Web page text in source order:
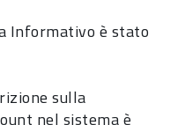
Informativo è stato
sulla
nel sistema è